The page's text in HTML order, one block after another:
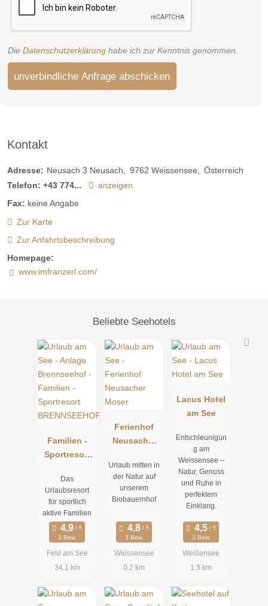
Die Datenschutzerklärung habe ich zur Kenntnis genommen.
unverbindliche Anfrage abschicken
Kontakt
Adresse: Neusach 3 Neusach 9762 Weissensee
Österreich
Telefon: +43 774...
anzeigen
Fax: keine Angabe
Zur Karte
Zur Anfahrtsbeschreibung
Homepage:
www.imfranzerl.com/
Beliebte Seehotels
Familien -
Sportresort
OF
Das
Urlaubsresort
für sportlich
aktive Familien
3 Bew.
Feld am See
34.1 km
Ferienhof
Neusacher
Urlaub mitten in
der Natur auf
unserem
Biobauernhof
3 Bew.
Weissensee
0.2 km
Lacus Hotel
am See
Entschleunigun
g am
Weissensee –
Natur, Genuss
und Ruhe in
perfektem
Einklang.
3 Bew.
Weißensee
1.3 km